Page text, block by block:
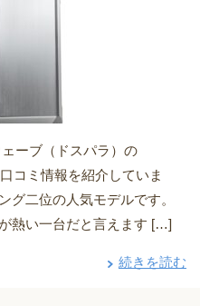
ーブ（ドスパラ）の
コミ情報を紹介していま
グ二位の人気モデルです。
熱い一台だと言えます […]
続きを読む